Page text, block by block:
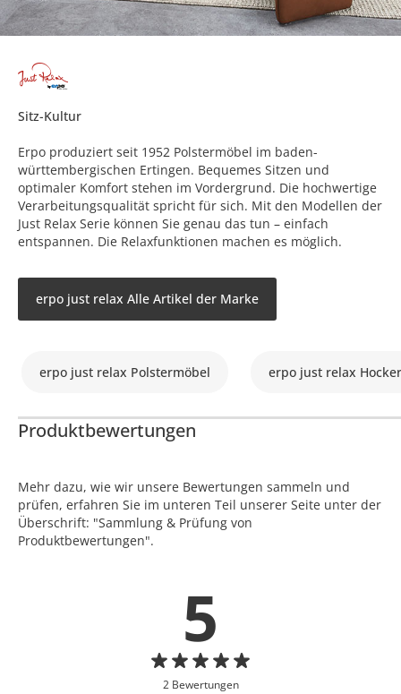
Sitz-Kultur
Erpo produziert seit 1952 Polstermöbel im baden-
württembergischen Ertingen. Bequemes Sitzen und
optimaler Komfort stehen im Vordergrund. Die hochwertige
Verarbeitungsqualität spricht für sich. Mit den Modellen der
Just Relax Serie können Sie genau das tun – einfach
entspannen. Die Relaxfunktionen machen es möglich.
erpo just relax Alle Artikel der Marke
erpo just relax Polstermöbel erpo just relax Hocker
Produktbewertungen
Mehr dazu, wie wir unsere Bewertungen sammeln und
prüfen, erfahren Sie im unteren Teil unserer Seite unter der
Überschrift: "Sammlung & Prüfung von
Produktbewertungen".
5
2 Bewertungen